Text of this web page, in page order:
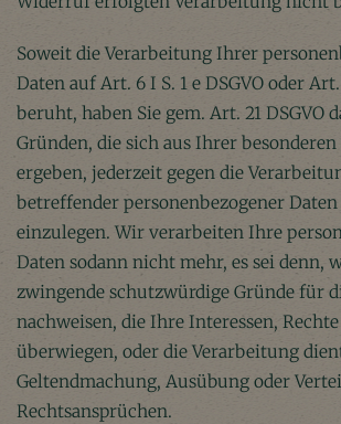
Soweit die Verarbeitung Ihrer
Daten auf Art. 6 I S. 1 e DSGVO oder Art.
beruht, haben Sie gem. Art. 21 DSGVO
Gründen, die sich aus Ihrer
ergeben, jederzeit gegen die
betreffender personenbezogener
einzulegen. Wir verarbeiten Ihre
Daten sodann nicht mehr, es sei denn,
zwingende schutzwürdige Gründe für
nachweisen, die Ihre Interessen,
überwiegen, oder die Verarbeitung
Geltendmachung, Ausübung oder
Rechtsansprüchen.